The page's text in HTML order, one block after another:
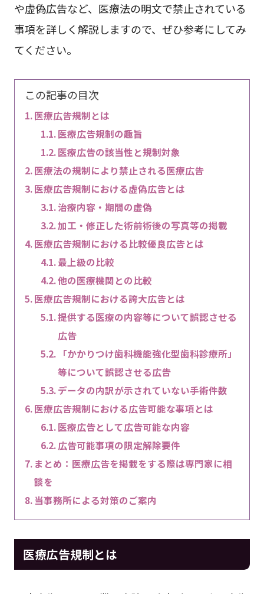
や虚偽広告など、医療法の明文で禁止されている
事項を詳しく解説しますので、ぜひ参考にしてみ
てください。
この記事の目次
医療広告規制とは
医療広告規制の趣旨
医療広告の該当性と規制対象
医療法の規制により禁止される医療広告
医療広告規制における虚偽広告とは
治療内容・期間の虚偽
加工・修正した術前術後の写真等の掲載
医療広告規制における比較優良広告とは
最上級の比較
他の医療機関との比較
医療広告規制における誇大広告とは
提供する医療の内容等について誤認させる
広告
「かかりつけ歯科機能強化型歯科診療所」
等について誤認させる広告
データの内訳が示されていない手術件数
医療広告規制における広告可能な事項とは
医療広告として広告可能な内容
広告可能事項の限定解除要件
まとめ：医療広告を掲載をする際は専門家に相
談を
当事務所による対策のご案内
医療広告規制とは